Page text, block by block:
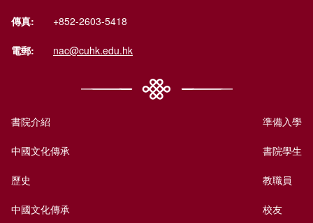
傳真: +852-2603-5418
電郵: nac@cuhk.edu.hk
書院介紹
中國文化傳承
歷史
中國文化傳承
準備入學
書院學生
教職員
校友